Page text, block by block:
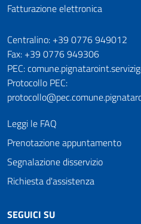
Fatturazione elettronica
Numeri utili
Centralino: +39 0776 949012
Fax: +39 0776 949306
PEC:
Protocollo PEC:
Leggi le FAQ
Prenotazione appuntamento
Segnalazione disservizio
Richiesta d'assistenza
SEGUICI SU